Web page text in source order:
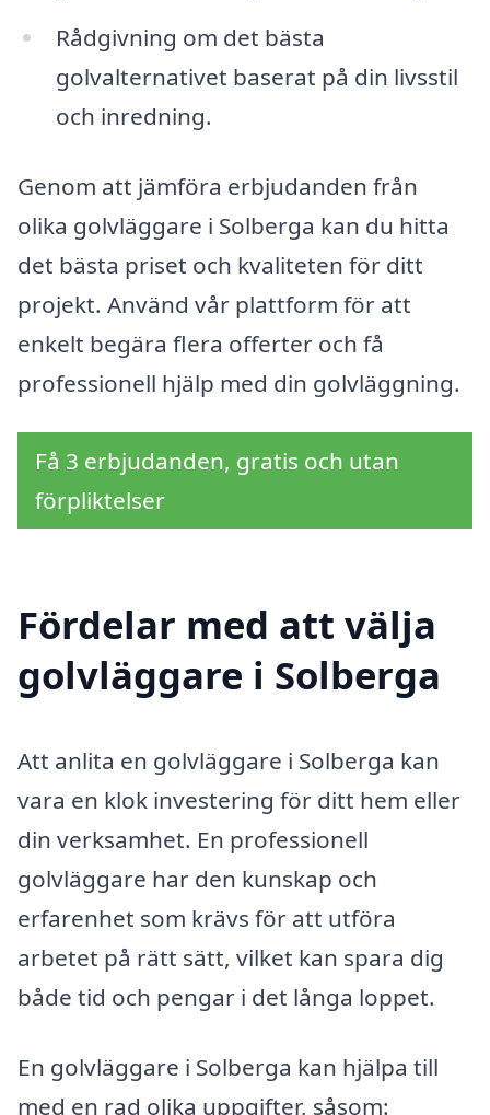
Rådgivning om det bästa
golvalternativet baserat på din livsstil
och inredning.
Genom att jämföra erbjudanden från
olika golvläggare i Solberga kan du hitta
det bästa priset och kvaliteten för ditt
projekt. Använd vår plattform för att
enkelt begära flera offerter och få
professionell hjälp med din golvläggning.
Få 3 erbjudanden, gratis och utan
förpliktelser
Fördelar med att välja
golvläggare i Solberga
Att anlita en golvläggare i Solberga kan
vara en klok investering för ditt hem eller
din verksamhet. En professionell
golvläggare har den kunskap och
erfarenhet som krävs för att utföra
arbetet på rätt sätt, vilket kan spara dig
både tid och pengar i det långa loppet.
En golvläggare i Solberga kan hjälpa till
med en rad olika uppgifter, såsom: